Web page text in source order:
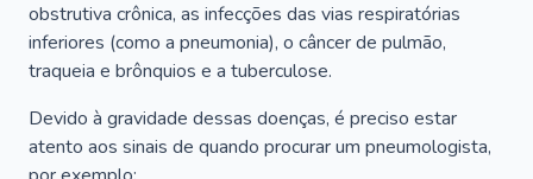
obstrutiva crônica, as infecções das vias respiratórias
inferiores (como a pneumonia), o câncer de pulmão,
traqueia e brônquios e a tuberculose.
Devido à gravidade dessas doenças, é preciso estar
atento aos sinais de quando procurar um pneumologista,